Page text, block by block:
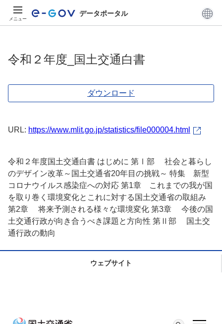
メニュー
データポータル
令和２年度_国土交通白書
ダウンロード
URL: https://www.mlit.go.jp/statistics/file000004.html
令和２年度国土交通白書 はじめに 第Ⅰ部 社会と暮らし
のデザイン改革～国土交通省20年目の挑戦～ 特集 新型
コロナウイルス感染症への対応 第1章 これまでの我が国
を取り巻く環境変化とこれに対する国土交通省の取組み
第2章 将来予測される様々な環境変化 第3章 今後の国
土交通行政が向き合うべき課題と方向性 第Ⅱ部 国土交
通行政の動向
ウェブサイト